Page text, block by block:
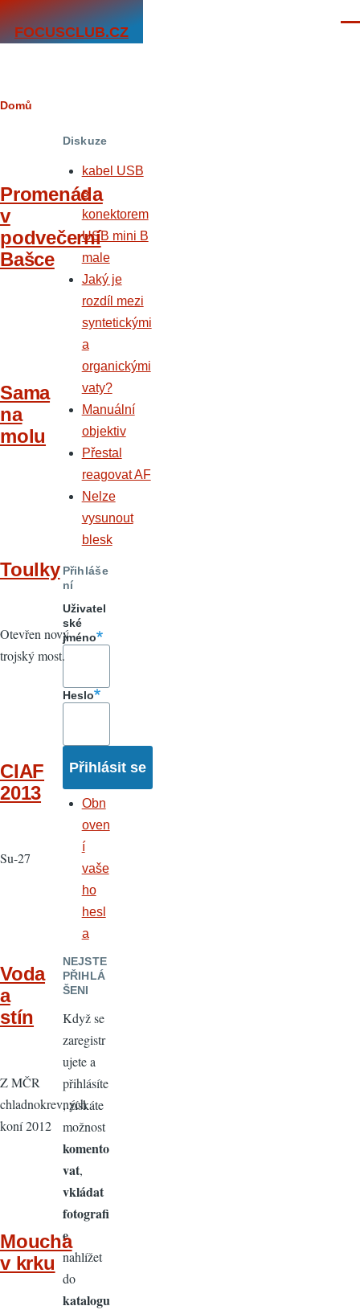
FOCUSCLUB.CZ
Drobečková
navigace
Domů
Promenáda
v
podvečerní
Bašce
Sama
na
molu
Toulky
Otevřen nový
trojský most.
CIAF
2013
Su-27
Voda
a
stín
Z MČR
chladnokrevných
koní 2012
Moucha
v krku
Diskuze
kabel USB
s
konektorem
USB mini B
male
Jaký je
rozdíl mezi
syntetickými
a
organickými
vaty?
Manuální
objektiv
Přestal
reagovat AF
Nelze
vysunout
blesk
Přihláše
ní
Uživatel
ské
jméno
Heslo
Obn
oven
í
vaše
ho
hesl
a
NEJSTE
PŘIHLÁ
ŠENI
Když se
zaregistr
ujete a
přihlásíte
, získáte
možnost
komento
vat,
vkládat
fotografi
e,
nahlížet
do
katalogu